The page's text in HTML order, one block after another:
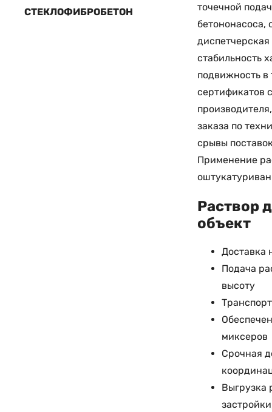
СТЕКЛОФИБРОБЕТОН
точечной
бетононасоса,
стабильность
подвижность в
сертификатов
заказа по
срывы
Применение
Раствор
объект
Доставка
Подача
высоту
миксеров
Срочная
Выгрузка